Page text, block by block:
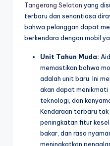
Tangerang Selatan yang
terbaru dan senantiasa
bahwa pelanggan dapat
berkendara dengan mobil
Unit Tahun Muda:
memastikan bahwa
adalah unit baru. Ini
akan dapat menikmati
teknologi, dan
Kendaraan terbaru
peningkatan fitur
bakar, dan rasa
meningkatkan